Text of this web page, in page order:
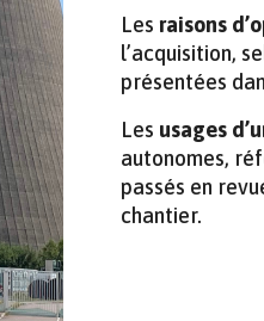
Les raisons
l’acquisition,
présentées
Les usages
autonomes,
passés en
chantier.